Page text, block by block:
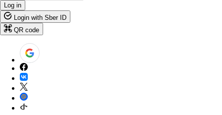
Log in
Login with Sber ID
QR code